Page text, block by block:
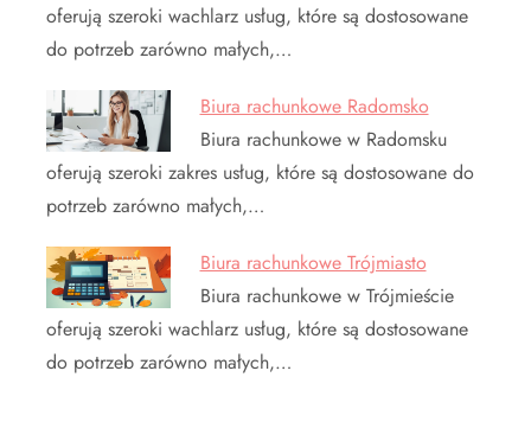
oferują szeroki wachlarz usług, które są dostosowane
do potrzeb zarówno małych,…
Biura rachunkowe Radomsko
Biura rachunkowe w Radomsku
oferują szeroki zakres usług, które są dostosowane do
potrzeb zarówno małych,…
Biura rachunkowe Trójmiasto
Biura rachunkowe w Trójmieście
oferują szeroki wachlarz usług, które są dostosowane
do potrzeb zarówno małych,…